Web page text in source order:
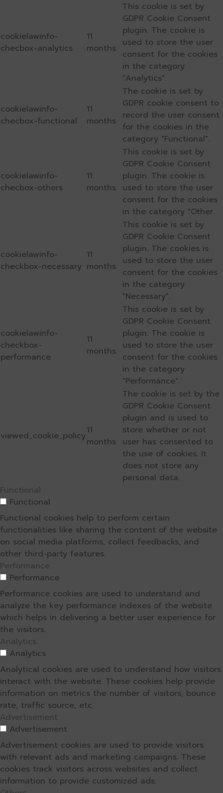
cookielawinfo-
checbox-analytics
11
months
This cookie is set by
GDPR Cookie Consent
plugin. The cookie is
used to store the user
consent for the cookies
in the category
"Analytics".
cookielawinfo-
checbox-functional
11
months
The cookie is set by
GDPR cookie consent to
record the user consent
for the cookies in the
category "Functional".
cookielawinfo-
checbox-others
11
months
This cookie is set by
GDPR Cookie Consent
plugin. The cookie is
used to store the user
consent for the cookies
in the category "Other.
cookielawinfo-
checkbox-necessary
11
months
This cookie is set by
GDPR Cookie Consent
plugin. The cookies is
used to store the user
consent for the cookies
in the category
"Necessary".
cookielawinfo-
checkbox-
performance
11
months
This cookie is set by
GDPR Cookie Consent
plugin. The cookie is
used to store the user
consent for the cookies
in the category
"Performance".
viewed_cookie_policy11
months
The cookie is set by the
GDPR Cookie Consent
plugin and is used to
store whether or not
user has consented to
the use of cookies. It
does not store any
personal data.
Functional
Functional
Functional cookies help to perform certain
functionalities like sharing the content of the website
on social media platforms, collect feedbacks, and
other third-party features.
Performance
Performance
Performance cookies are used to understand and
analyze the key performance indexes of the website
which helps in delivering a better user experience for
the visitors.
Analytics
Analytics
Analytical cookies are used to understand how visitors
interact with the website. These cookies help provide
information on metrics the number of visitors, bounce
rate, traffic source, etc.
Advertisement
Advertisement
Advertisement cookies are used to provide visitors
with relevant ads and marketing campaigns. These
cookies track visitors across websites and collect
information to provide customized ads.